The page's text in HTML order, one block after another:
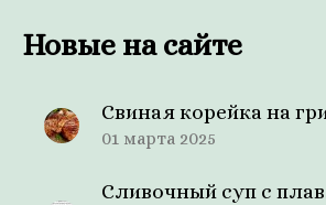
Новые на сайте
Свиная корейка на
01 марта 2025
Сливочный суп с